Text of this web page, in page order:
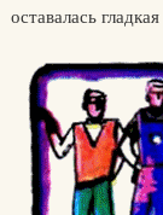
оставалась